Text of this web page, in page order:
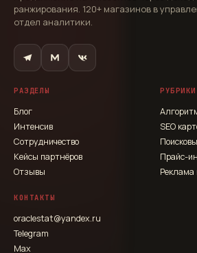
ранжирования. 120+ магазинов в
отдел аналитики.
РАЗДЕЛЫ
Блог
Интенсив
Сотрудничество
Кейсы партнёров
Отзывы
SEO
Прайс-
Реклама
КОНТАКТЫ
oraclestat@yandex.ru
Telegram
Max